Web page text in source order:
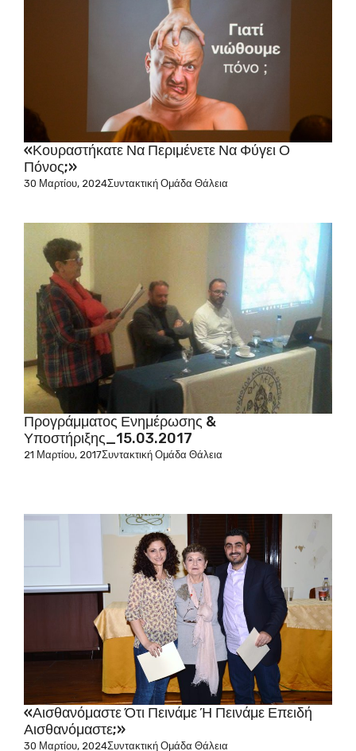
«Κουραστήκατε Να Περιμένετε Να Φύγει Ο
Πόνος;»
30 Μαρτίου, 2024Συντακτική Ομάδα Θάλεια
Προγράμματος Ενημέρωσης &
Υποστήριξης_15.03.2017
21 Μαρτίου, 2017Συντακτική Ομάδα Θάλεια
«Αισθανόμαστε Ότι Πεινάμε Ή Πεινάμε Επειδή
Αισθανόμαστε;»
30 Μαρτίου, 2024Συντακτική Ομάδα Θάλεια